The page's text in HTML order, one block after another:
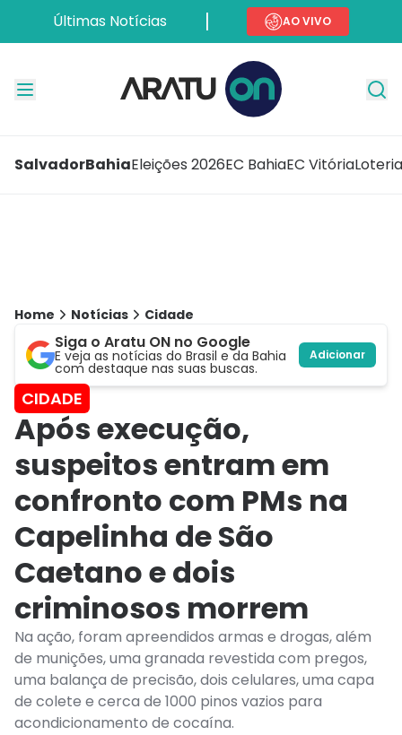
Últimas Notícias AO VIVO
SalvadorBahiaEleições 2026EC BahiaEC Vitória
Home Notícias Cidade
Siga o Aratu ON no Google
E veja as notícias do Brasil e da Bahia
com destaque nas suas buscas.
Adicionar
CIDADE
Após execução,
suspeitos entram em
confronto com PMs na
Capelinha de São
Caetano e dois
criminosos morrem
Na ação, foram apreendidos armas e drogas, além
de munições, uma granada revestida com pregos,
uma balança de precisão, dois celulares, uma capa
de colete e cerca de 1000 pinos vazios para
acondicionamento de cocaína.